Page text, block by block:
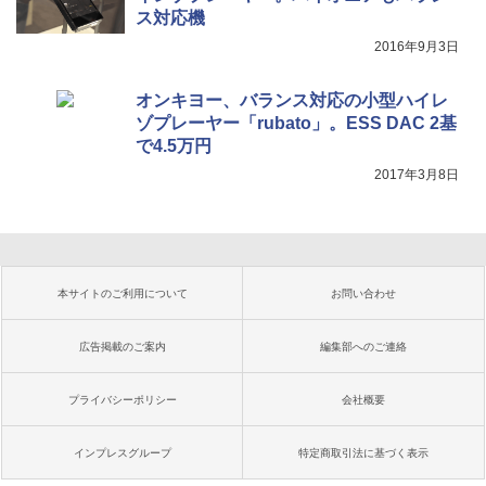
ス対応機
2016年9月3日
オンキヨー、バランス対応の小型ハイレ
ゾプレーヤー「rubato」。ESS DAC 2基
で4.5万円
2017年3月8日
本サイトのご利用について お問い合わせ
広告掲載のご案内 編集部へのご連絡
プライバシーポリシー 会社概要
インプレスグループ 特定商取引法に基づく表示